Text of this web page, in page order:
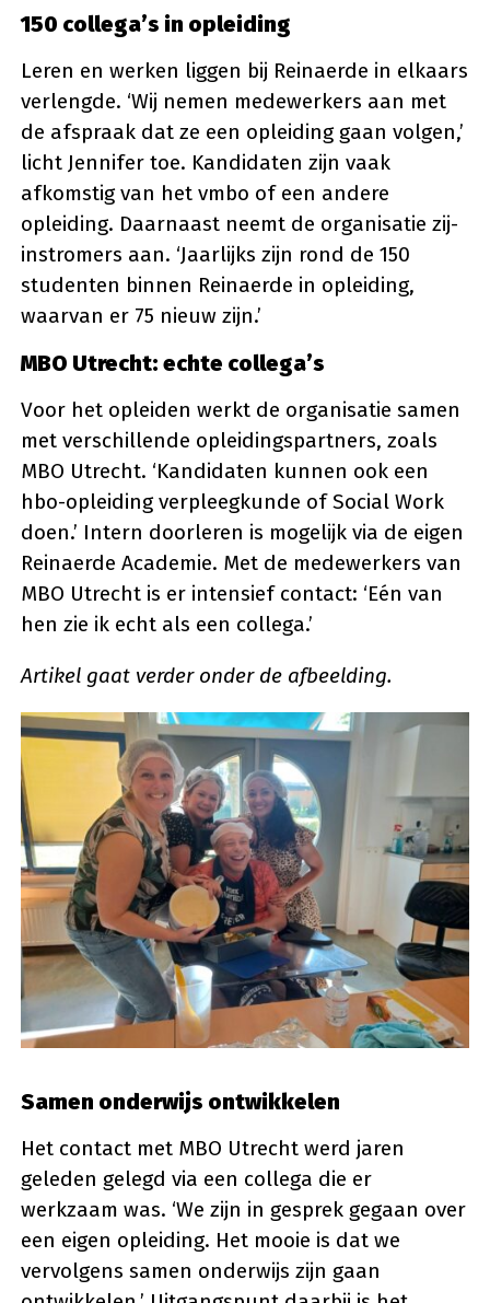
150 collega’s in opleiding
Leren en werken liggen bij Reinaerde in elkaars
verlengde. ‘Wij nemen medewerkers aan met
de afspraak dat ze een opleiding gaan volgen,’
licht Jennifer toe. Kandidaten zijn vaak
afkomstig van het vmbo of een andere
opleiding. Daarnaast neemt de organisatie zij-
instromers aan. ‘Jaarlijks zijn rond de 150
studenten binnen Reinaerde in opleiding,
waarvan er 75 nieuw zijn.’
MBO Utrecht: echte collega’s
Voor het opleiden werkt de organisatie samen
met verschillende opleidingspartners, zoals
MBO Utrecht. ‘Kandidaten kunnen ook een
hbo-opleiding verpleegkunde of Social Work
doen.’ Intern doorleren is mogelijk via de eigen
Reinaerde Academie. Met de medewerkers van
MBO Utrecht is er intensief contact: ‘Eén van
hen zie ik echt als een collega.’
Artikel gaat verder onder de afbeelding.
Samen onderwijs ontwikkelen
Het contact met MBO Utrecht werd jaren
geleden gelegd via een collega die er
werkzaam was. ‘We zijn in gesprek gegaan over
een eigen opleiding. Het mooie is dat we
vervolgens samen onderwijs zijn gaan